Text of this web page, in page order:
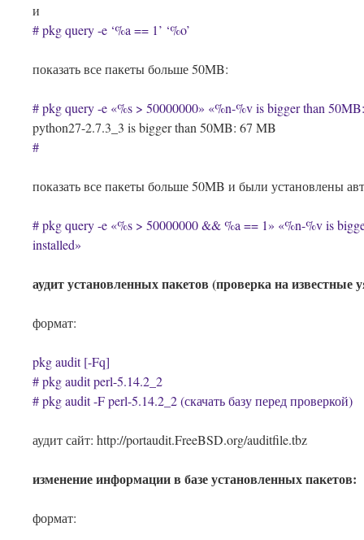
и
# pkg query -e ‘%a == 1’ ‘%o’
показать все пакеты больше 50MB:
# pkg query -e «%s > 50000000» «%n-%v is bigger than
python27-2.7.3_3 is bigger than 50MB: 67 MB
#
показать все пакеты больше 50MB и были установлены
# pkg query -e «%s > 50000000 && %a == 1» «%n-%v is
installed»
аудит установленных пакетов (проверка на известные
формат:
pkg audit [-Fq]
# pkg audit perl-5.14.2_2
# pkg audit -F perl-5.14.2_2 (скачать базу перед проверкой)
аудит сайт: http://portaudit.FreeBSD.org/auditfile.tbz
изменение информации в базе установленных пакетов:
формат: